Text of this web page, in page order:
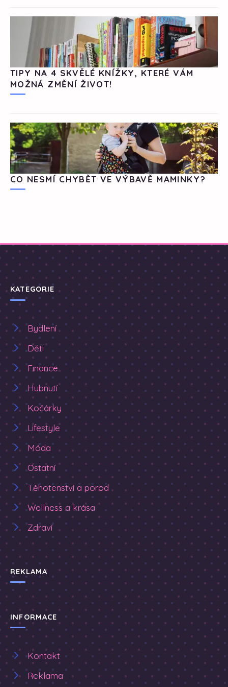
TIPY NA 4 SKVĚLÉ KNÍŽKY, KTERÉ VÁM
MOŽNÁ ZMĚNÍ ŽIVOT!
CO NESMÍ CHYBĚT VE VÝBAVĚ MAMINKY?
KATEGORIE
Bydlení
Děti
Finance
Hubnutí
Kočárky
Lifestyle
Móda
Ostatní
Těhotenství a porod
Wellness a krása
Zdraví
REKLAMA
INFORMACE
Kontakt
Reklama